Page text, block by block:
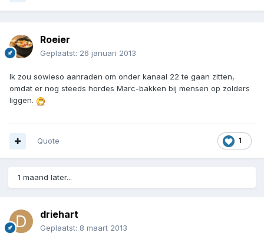
Roeier
Geplaatst: 26 januari 2013
Ik zou sowieso aanraden om onder kanaal 22 te gaan zitten,
omdat er nog steeds hordes Marc-bakken bij mensen op zolders
liggen.
1
Quote
1 maand later...
driehart
Geplaatst: 8 maart 2013